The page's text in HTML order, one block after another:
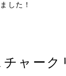
した！
ャーク